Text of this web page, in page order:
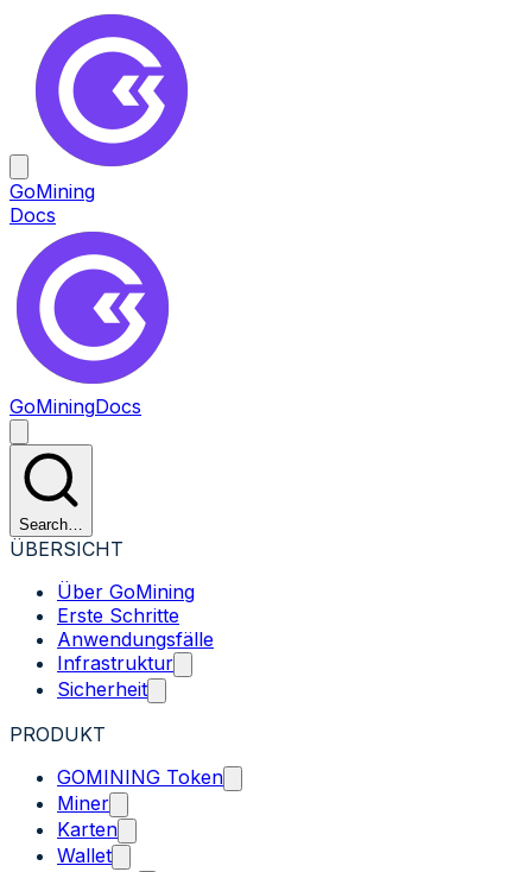
GoMining
Docs
GoMiningDocs
Search…
ÜBERSICHT
Über GoMining
Erste Schritte
Anwendungsfälle
Infrastruktur
Sicherheit
PRODUKT
GOMINING Token
Miner
Karten
Wallet